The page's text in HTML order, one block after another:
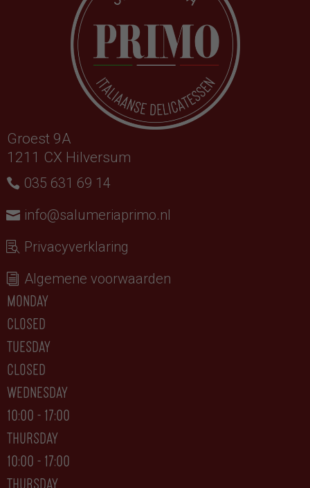
Groest 9A
1211 CX Hilversum
035 631 69 14
info@salumeriaprimo.nl
Privacyverklaring
Algemene voorwaarden
monday
closed
tuesday
CLOSED
wednesday
10:00 - 17:00
thursday
10:00 - 17:00